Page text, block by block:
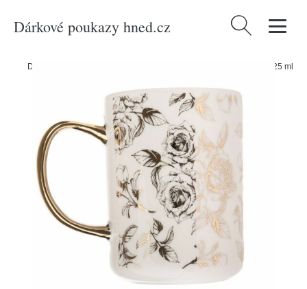
Dárkové poukazy hned.cz Vyhledávání
Domů Porcelánový hrnek Roses, 425 ml